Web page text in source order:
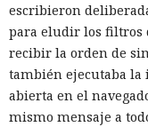
escribieron
para eludir los filtros
recibir la orden de
también ejecutaba la
abierta en el
mismo mensaje a